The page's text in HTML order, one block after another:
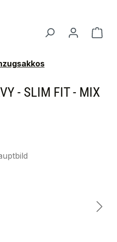
- SLIM FIT - MIX